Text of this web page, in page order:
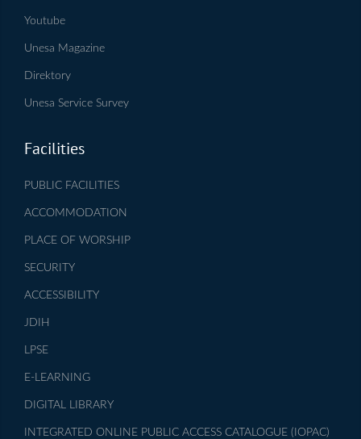
Youtube
Unesa Magazine
Direktory
Unesa Service Survey
Facilities
PUBLIC FACILITIES
ACCOMMODATION
PLACE OF WORSHIP
SECURITY
ACCESSIBILITY
JDIH
LPSE
E-LEARNING
DIGITAL LIBRARY
INTEGRATED ONLINE PUBLIC ACCESS CATALOGUE (IOPAC)